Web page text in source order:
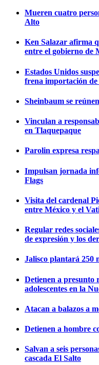
Mueren cuatro
Alto
Ken Salazar afirma
entre el gobierno de
Estados Unidos
frena importación de
Sheinbaum se
Vinculan a
en Tlaquepaque
Parolin expresa
Impulsan jornada
Flags
Visita del cardenal
entre México y el
Regular redes
de expresión y los
Jalisco plantará 250
Detienen a presunto
adolescentes en la
Atacan a balazos a
Detienen a hombre
Salvan a seis
cascada El Salto